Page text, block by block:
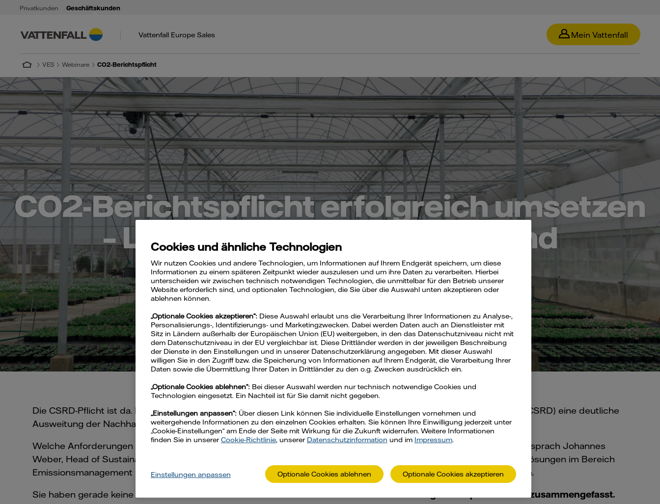
Privatkunden Geschäftskunden
Vattenfall Europe Sales Mein Vattenfall
VES Webinare CO2-Berichtspflicht
CO2-Berichtspflicht erfolgreich umsetzen
– Leitfaden für den Mittelstand
Die CSRD-Pflicht ist da. Für mittelständische Unternehmen bringt die Corporate Sustainability Reporting Direktive (CSRD) eine deutliche
Ausweitung der Nachhaltigkeitsberichterstattung.
Welche Anforderungen kommen auf Sie zu – und wie lässt sich die Berichtspflicht bestmöglich umsetzen? Darüber sprach Johannes
Weber, Head of Sustainable Solutions bei
, in unserem Webinar am 8. Februar 2024. Als Experte für digitale Lösungen im Bereich
Emissionsmanagement unterstützt Johannes Weber Unternehmen bei der Transformation zu Netto-Null-Emissionen.
Sie haben gerade keine 45 Minuten für das Webinar? Unter dem Video haben wir
die wichtigsten Aspekte für Sie zusammengefasst.
Cookies und ähnliche Technologien
Wir nutzen Cookies und andere Technologien, um Informationen auf Ihrem Endgerät speichern, um diese
Informationen zu einem späteren Zeitpunkt wieder auszulesen und um ihre Daten zu verarbeiten. Hierbei
unterscheiden wir zwischen technisch notwendigen Technologien, die unmittelbar für den Betrieb unserer
Website erforderlich sind, und optionalen Technologien, die Sie über die Auswahl unten akzeptieren oder
ablehnen können.
„Optionale Cookies akzeptieren“:Diese Auswahl erlaubt uns die Verarbeitung Ihrer Informationen zu Analyse-,
Personalisierungs-, Identifizierungs- und Marketingzwecken. Dabei werden Daten auch an Dienstleister mit
Sitz in Ländern außerhalb der Europäischen Union (EU) weitergeben, in den das Datenschutzniveau nicht mit
dem Datenschutzniveau in der EU vergleichbar ist. Diese Drittländer werden in der jeweiligen Beschreibung
der Dienste in den Einstellungen und in unserer Datenschutzerklärung angegeben. Mit dieser Auswahl
willigen Sie in den Zugriff bzw. die Speicherung von Informationen auf Ihrem Endgerät, die Verarbeitung Ihrer
Daten sowie die Übermittlung Ihrer Daten in Drittländer zu den o.g. Zwecken ausdrücklich ein.
„Optionale Cookies ablehnen“: Bei dieser Auswahl werden nur technisch notwendige Cookies und
Technologien eingesetzt. Ein Nachteil ist für Sie damit nicht gegeben.
„Einstellungen anpassen“: Über diesen Link können Sie individuelle Einstellungen vornehmen und
weitergehende Informationen zu den einzelnen Cookies erhalten. Sie können Ihre Einwilligung jederzeit unter
„Cookie-Einstellungen“ am Ende der Seite mit Wirkung für die Zukunft widerrufen. Weitere Informationen
finden Sie in unserer Cookie-Richtlinie, unserer Datenschutzinformation und im Impressum.
Einstellungen anpassen Optionale Cookies ablehnen Optionale Cookies akzeptieren